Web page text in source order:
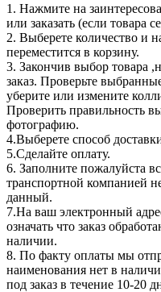
1. Нажмите на
или заказать (если товара
2. Выберете количество и
переместится в корзину.
3. Закончив выбор товара
заказ. Проверьте
уберите или измените
Проверить правильность
фотографию.
4.Выберете способ
5.Сделайте оплату.
6. Заполните пожалуйста
транспортной компанией
данный.
7.На ваш электронный
означать что заказ
наличии.
8. По факту оплаты мы
наименования нет в
под заказ в течение 10-20